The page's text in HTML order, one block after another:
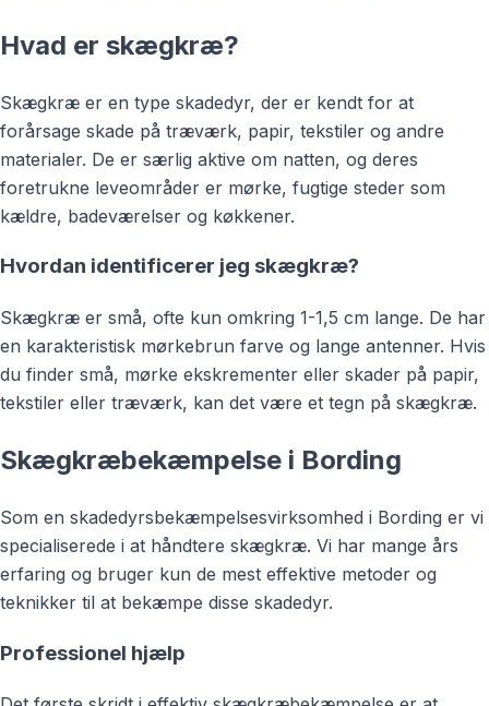
Hvad er skægkræ?
Skægkræ er en type skadedyr, der er kendt for at
forårsage skade på træværk, papir, tekstiler og andre
materialer. De er særlig aktive om natten, og deres
foretrukne leveområder er mørke, fugtige steder som
kældre, badeværelser og køkkener.
Hvordan identificerer jeg skægkræ?
Skægkræ er små, ofte kun omkring 1-1,5 cm lange. De har
en karakteristisk mørkebrun farve og lange antenner. Hvis
du finder små, mørke ekskrementer eller skader på papir,
tekstiler eller træværk, kan det være et tegn på skægkræ.
Skægkræbekæmpelse i Bording
Som en skadedyrsbekæmpelsesvirksomhed i Bording er vi
specialiserede i at håndtere skægkræ. Vi har mange års
erfaring og bruger kun de mest effektive metoder og
teknikker til at bekæmpe disse skadedyr.
Professionel hjælp